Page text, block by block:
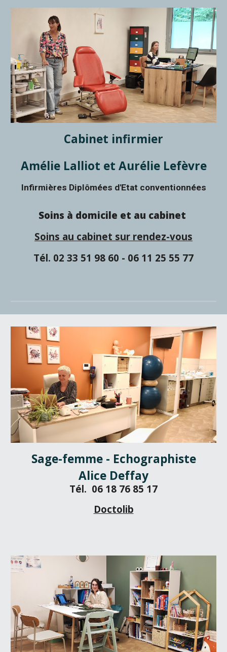
Cabinet infirmier
Amélie Lalliot et Aurélie Lefèvre
Infirmières Diplômées d'Etat conventionnées
Soins à domicile et au cabinet
Soins au cabinet sur rendez-vous
Tél. 02 33 51 98 60 - 06 11 25 55 77
Sage-femme - Echographiste
Alice Deffay
Tél. 06 18 76 85 17
Doctolib